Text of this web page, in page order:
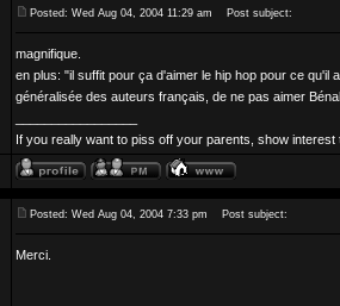
Posted: Wed Aug 04, 2004 11:29 am Post subject:
magnifique.
en plus: "il suffit pour ça d'aimer le hip hop pour ce
généralisée des auteurs français, de ne pas aimer
If you really want to piss off your parents, show interest
Posted: Wed Aug 04, 2004 7:33 pm Post subject:
Merci.